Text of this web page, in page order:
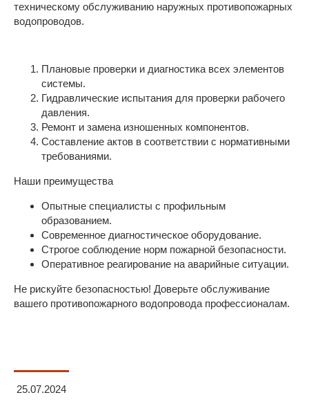
техническому обслуживанию наружных противопожарных
водопроводов.
Плановые проверки и диагностика всех элементов
системы.
Гидравлические испытания для проверки рабочего
давления.
Ремонт и замена изношенных компонентов.
Составление актов в соответствии с нормативными
требованиями.
Наши преимущества
Опытные специалисты с профильным
образованием.
Современное диагностическое оборудование.
Строгое соблюдение норм пожарной безопасности.
Оперативное реагирование на аварийные ситуации.
Не рискуйте безопасностью! Доверьте обслуживание
вашего противопожарного водопровода профессионалам.
25.07.2024